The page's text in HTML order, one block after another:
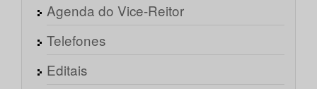
Agenda do Vice-Reitor
Telefones
Editais